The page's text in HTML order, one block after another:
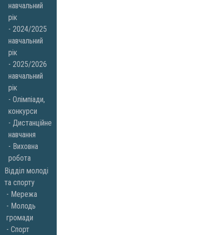
навчальний
рік
2024/2025
навчальний
рік
2025/2026
навчальний
рік
Олімпіади,
конкурси
Дистанційне
навчання
Виховна
робота
Відділ молоді
та спорту
Мережа
Молодь
громади
Спорт